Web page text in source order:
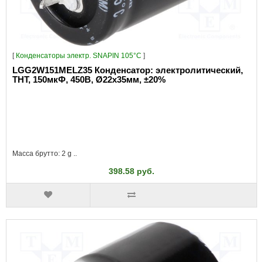
[ Конденсаторы электр. SNAPIN 105°C ]
LGG2W151MELZ35 Конденсатор: электролитический,
THT, 150мкФ, 450В, Ø22x35мм, ±20%
Масса брутто: 2 g ..
398.58 руб.